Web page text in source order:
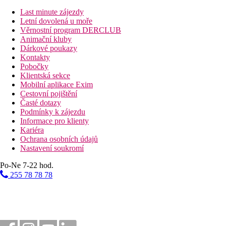
recepce
19 restaurací
čajovna
bar u bazénu
bar na pláži
vinárna
3 bary
diskotéka
SPA centrum
11 bazénů (lehátka, slunečníky a osušky zdarma)
aquapark s dětský, olympijským bazénem
dětský klub
teen klub
amfiteátr Forte Arena
dětské městečko Wonderland
Barbie akadémie
rozlehlý sportovní areál
přírodní park Forte Village Nature park
lehátka, slunečníky a osušky zdarma
Last minute zájezdy
Letní dovolená u moře
Věrnostní program DERCLUB
Animační kluby
Dárkové poukazy
Kontakty
Pobočky
Klientská sekce
Mobilní aplikace Exim
Cestovní pojištění
Časté dotazy
Podmínky k zájezdu
Informace pro klienty
Kariéra
Ochrana osobních údajů
Nastavení soukromí
Po-Ne 7-22 hod.
255 78 78 78